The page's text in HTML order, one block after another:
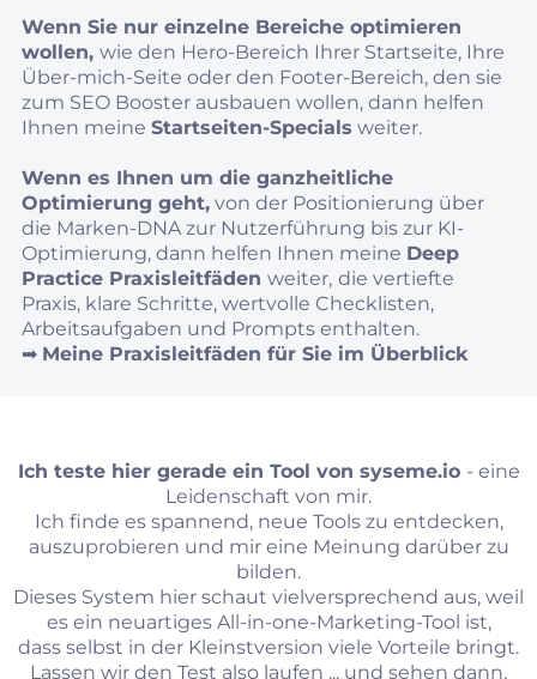
Wenn Sie nur einzelne Bereiche optimieren
wollen, wie den Hero-Bereich Ihrer Startseite, Ihre
Über-mich-Seite oder den Footer-Bereich, den sie
zum SEO Booster ausbauen wollen, dann helfen
Ihnen meine Startseiten-Specials weiter.
Wenn es Ihnen um die ganzheitliche
Optimierung geht, von der Positionierung über
die Marken-DNA zur Nutzerführung bis zur KI-
Optimierung, dann helfen Ihnen meine Deep
Practice Praxisleitfäden weiter, die vertiefte
Praxis, klare Schritte, wertvolle Checklisten,
Arbeitsaufgaben und Prompts enthalten.
➡︎ Meine Praxisleitfäden für Sie im Überblick
Ich teste hier gerade ein Tool von syseme.io - eine
Leidenschaft von mir.
Ich finde es spannend, neue Tools zu entdecken,
auszuprobieren und mir eine Meinung darüber zu
bilden.
Dieses System hier schaut vielversprechend aus, weil
es ein neuartiges All-in-one-Marketing-Tool ist,
dass selbst in der Kleinstversion viele Vorteile bringt.
Lassen wir den Test also laufen ... und sehen dann,